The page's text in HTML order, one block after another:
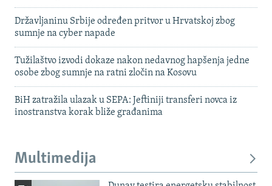
Državljaninu Srbije određen pritvor u Hrvatskoj zbog
sumnje na cyber napade
Tužilaštvo izvodi dokaze nakon nedavnog hapšenja jedne
osobe zbog sumnje na ratni zločin na Kosovu
BiH zatražila ulazak u SEPA: Jeftiniji transferi novca iz
inostranstva korak bliže građanima
Multimedija